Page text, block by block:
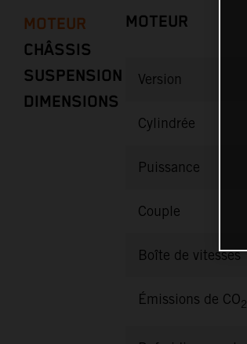
MOTEUR
CHÂSSIS
SUSPENSION
DIMENSIONS
MOTEUR
Version
Cylindrée
Puissance
Couple
Boîte de vitesses
Émissions de CO2